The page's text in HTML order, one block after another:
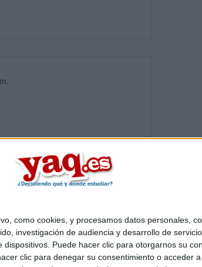
como cookies, y procesamos datos personales,
investigación de audiencia y desarrollo de
Puede hacer clic para otorgarnos su
clic para denegar su consentimiento o acceder
somos |Contactar| Anúnciate
privacidad|Condiciones generales|Política de